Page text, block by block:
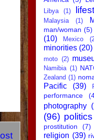
Libya (1)
Malaysia
(1)
man/woman (5)
(10)
Mexico
minorities (20)
moto (2)
Namibia (1)
Zealand (1)
Pacific (39)
performance
photography
(96) politics
prostitution
(7)
religion (39)